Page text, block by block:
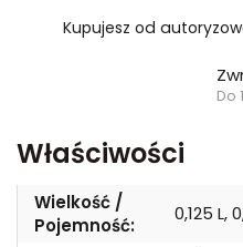
Kupujesz od
Do
Właściwości
Wielkość /
Pojemność:
0,125 L,